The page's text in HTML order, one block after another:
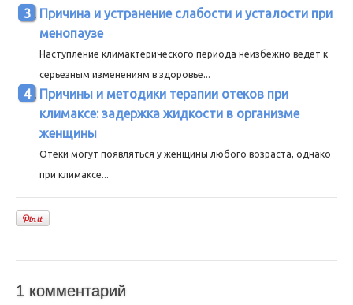
Причина и устранение слабости и усталости при
менопаузе
Наступление климактерического периода неизбежно ведет к
серьезным изменениям в здоровье...
Причины и методики терапии отеков при
климаксе: задержка жидкости в организме
женщины
Отеки могут появляться у женщины любого возраста, однако
при климаксе...
1 комментарий